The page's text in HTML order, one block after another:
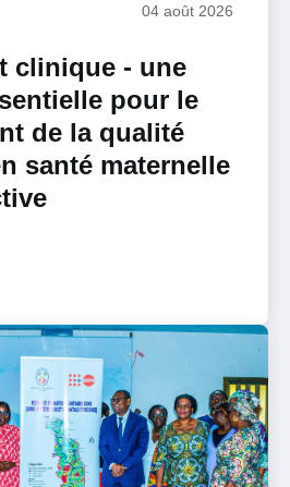
04 août 2026
clinique - une
pour le
de la qualité
santé maternelle